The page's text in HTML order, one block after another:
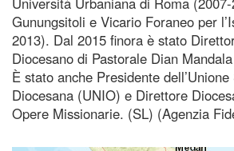
Gunungsitoli e Vicario Foraneo per
2013). Dal 2015 finora è stato
Diocesano di Pastorale Dian
È stato anche Presidente
Diocesana (UNIO) e Direttore
Opere Missionarie. (SL) (Agenzia